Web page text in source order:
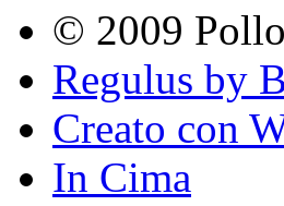
© 2009
Regulus by
Creato con
In Cima